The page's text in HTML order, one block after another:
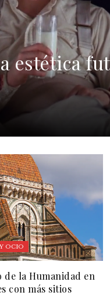
estética
OCIO
de la Humanidad en
con más sitios